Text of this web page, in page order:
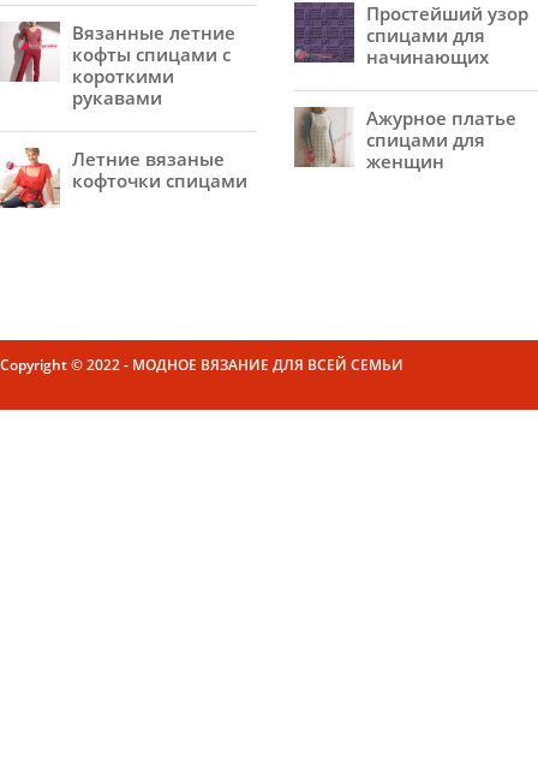
Вязанные летние
кофты спицами с
короткими
рукавами
Летние вязаные
кофточки спицами
Простейший узор
спицами для
начинающих
Ажурное платье
спицами для
женщин
Copyright © 2022 - МОДНОЕ ВЯЗАНИЕ ДЛЯ ВСЕЙ СЕМЬИ